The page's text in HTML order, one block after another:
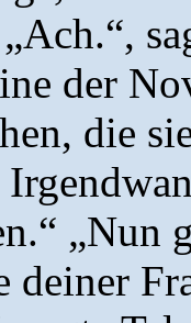
der
die
„Nun
deiner